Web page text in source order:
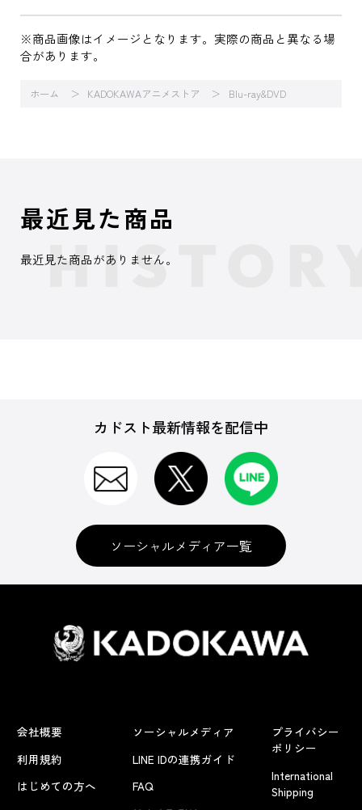
※商品画像はイメージとなります。実際の商品と異なる場
合があります。
ホーム KADOKAWAアニメストア Blu-ray&DVD
最近見た商品
最近見た商品がありません。
カドスト最新情報を配信中
ソーシャルメディア一覧
会社概要
利用規約
はじめての方へ
ソーシャルメディア
LINE IDの連携ガイド
FAQ
プライバシー
ポリシー
International
Shipping